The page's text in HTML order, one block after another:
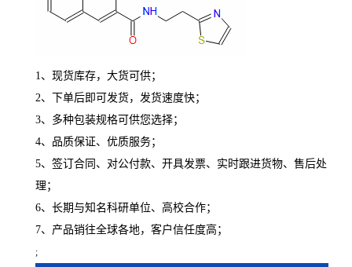
1、现货库存，大货可供；
2、下单后即可发货，发货速度快；
3、多种包装规格可供您选择；
4、品质保证、优质服务；
5、签订合同、对公付款、开具发票、实时跟进货物、售后处
理；
6、长期与知名科研单位、高校合作；
7、产品销往全球各地，客户信任度高；
;